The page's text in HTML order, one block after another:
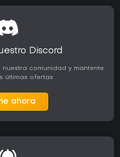
Discord
comunidad y mantente
últimas ofertas
ahora